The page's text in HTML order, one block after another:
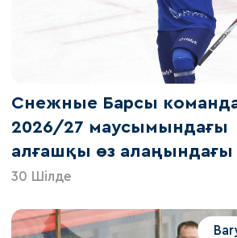
Снежные Барсы
2026/27 маусымындағы
алғашқы өз
30 Шілде